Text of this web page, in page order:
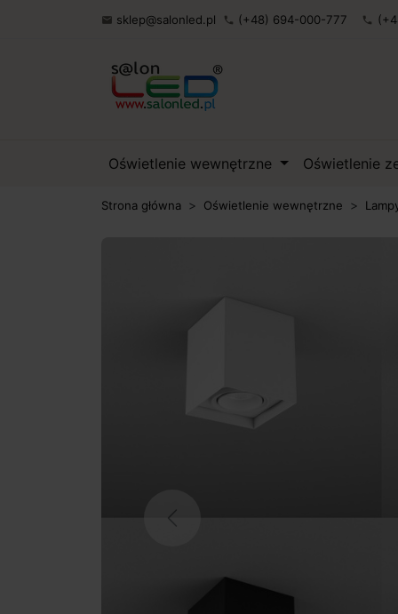
 sklep@salonled.pl phone (+48) 694-000-777 phone
Oświetlenie wewnętrzne Oświetlenie
Strona główna Oświetlenie wewnętrzne